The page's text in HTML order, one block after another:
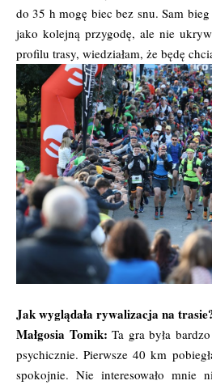
do 35 h mogę biec bez snu. Sam bieg
jako kolejną przygodę, ale nie
profilu trasy, wiedziałam, że będę
Jak wyglądała rywalizacja na
Małgosia Tomik: Ta gra była
psychicznie. Pierwsze 40 km
spokojnie. Nie interesowało mnie